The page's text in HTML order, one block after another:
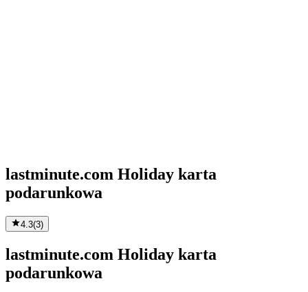
lastminute.com Holiday karta
podarunkowa
4.3(3)
lastminute.com Holiday karta
podarunkowa